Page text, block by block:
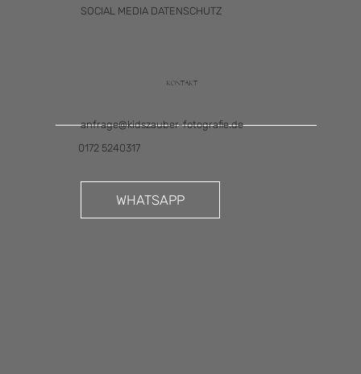
SOCIAL MEDIA DATENSCHUTZ
Kontakt
anfrage@kidszauber-fotografie.de
0172 5240317
WHATSAPP